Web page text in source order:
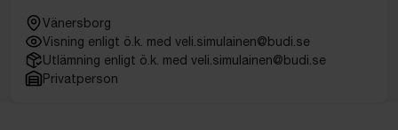
Vänersborg
Visning enligt ö.k. med veli.simulainen@budi.se
Utlämning enligt ö.k. med veli.simulainen@budi.se
Privatperson